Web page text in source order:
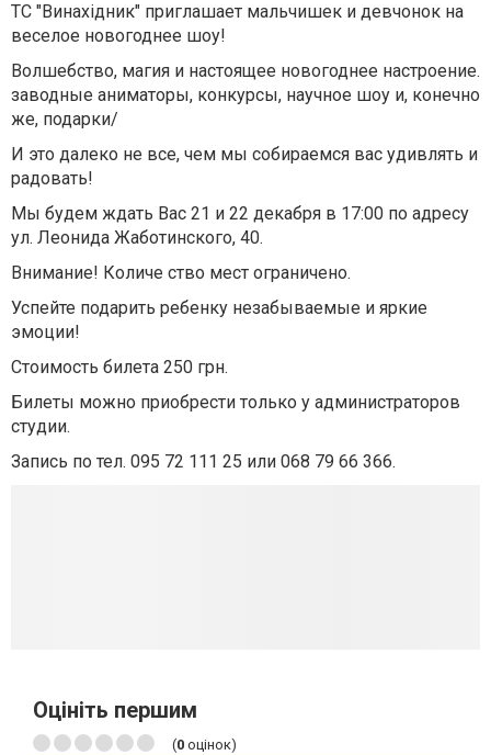
ТС "Винахідник" приглашает мальчишек и девчонок на
веселое новогоднее шоу!
Волшебство, магия и настоящее новогоднее настроение.
заводные аниматоры, конкурсы, научное шоу и, конечно
же, подарки/
И это далеко не все, чем мы собираемся вас удивлять и
радовать!
Мы будем ждать Вас 21 и 22 декабря в 17:00 по адресу
ул. Леонида Жаботинского, 40.
Внимание! Количе ство мест ограничено.
Успейте подарить ребенку незабываемые и яркие
эмоции!
Стоимость билета 250 грн.
Билеты можно приобрести только у администраторов
студии.
Запись по тел. 095 72 111 25 или 068 79 66 366.
Оцініть першим
(0 оцінок)